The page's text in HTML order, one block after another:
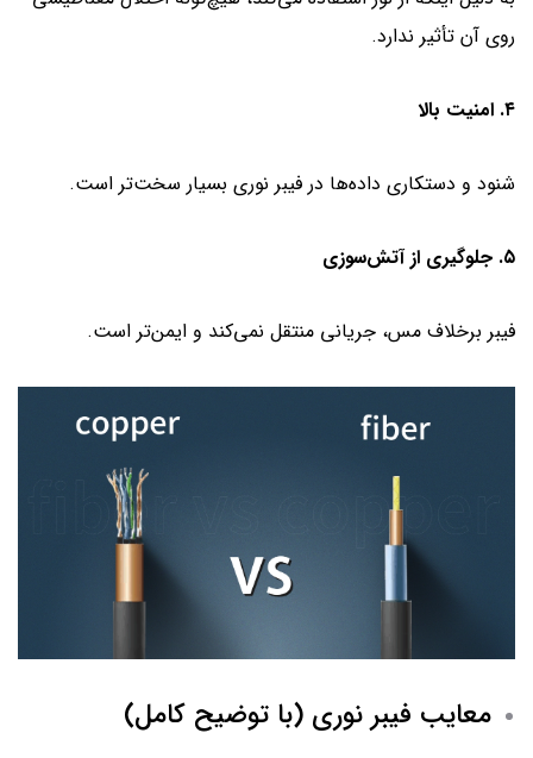
روی آن تأثیر ندارد.
۴. امنیت بالا
شنود و دستکاری داده‌ها در فیبر نوری بسیار سخت‌تر است.
۵. جلوگیری از آتش‌سوزی
فیبر برخلاف مس، جریانی منتقل نمی‌کند و ایمن‌تر است.
معایب فیبر نوری (با توضیح کامل)